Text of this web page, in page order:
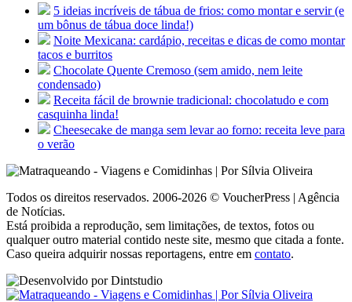
5 ideias incríveis de tábua de frios: como montar e servir (e
um bônus de tábua doce linda!)
Noite Mexicana: cardápio, receitas e dicas de como montar
tacos e burritos
Chocolate Quente Cremoso (sem amido, nem leite
condensado)
Receita fácil de brownie tradicional: chocolatudo e com
casquinha linda!
Cheesecake de manga sem levar ao forno: receita leve para
o verão
Todos os direitos reservados. 2006-2026 © VoucherPress | Agência
de Notícias.
Está proibida a reprodução, sem limitações, de textos, fotos ou
qualquer outro material contido neste site, mesmo que citada a fonte.
Caso queira adquirir nossas reportagens, entre em contato.